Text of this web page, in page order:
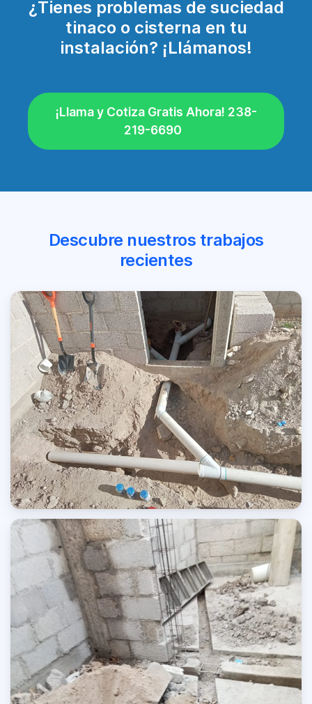
¿Tienes problemas de suciedad
tinaco o cisterna en tu
instalación? ¡Llámanos!
¡Llama y Cotiza Gratis Ahora! 238-
219-6690
Descubre nuestros trabajos
recientes